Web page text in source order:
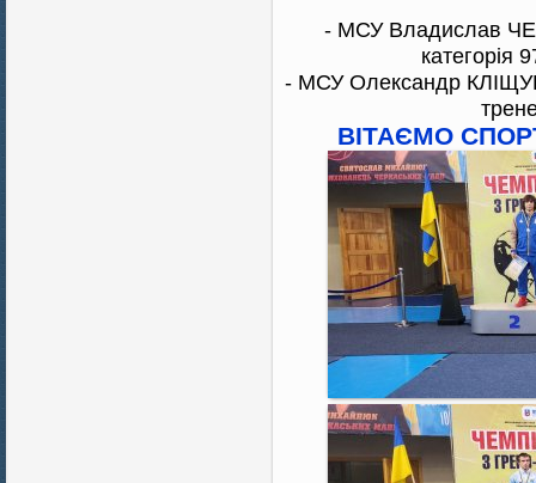
- МСУ Владислав
категорія
- МСУ Олександр КЛІЩУК
ВІТАЄМО